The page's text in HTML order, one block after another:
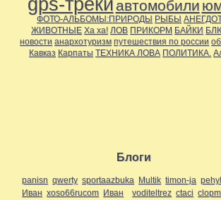
gps-треки автомобили
ФОТО-АЛЬБОМЫ:ПРИРОДЫ РЫБЫ
ЖИВОТНЫЕ Ха ха! ЛОВ ПРИКОРМ БАЙКИ
новости анархотуризм путешествия по россии
Кавказ Карпаты ТЕХНИКА ЛОВА ПОЛИТИКА.
Блоги
panisn qwerty sportaazbuka Multik timon-ja
Иван xoso66rucom Иван voditeltrez ctaci